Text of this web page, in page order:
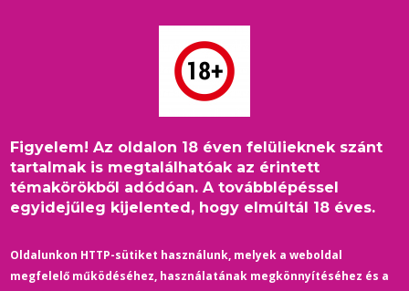
Figyelem! Az oldalon 18 éven felülieknek szánt
tartalmak is megtalálhatóak az érintett
témakörökből adódóan. A továbblépéssel
egyidejűleg kijelented, hogy elmúltál 18 éves.
Oldalunkon HTTP-sütiket használunk, melyek a weboldal
megfelelő működéséhez, használatának megkönnyítéséhez és a
Donde Hubo Fuego / High
Heat / Magas hőfokon S01
5 April 2025/Comments
színes, feliratos, mexikói, dráma, sorozat, 45 perc/rész, 2022